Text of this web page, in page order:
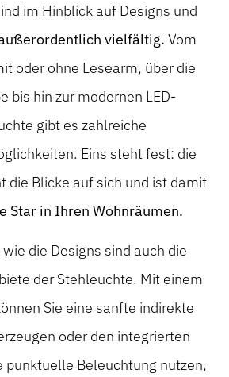
im Hinblick auf Designs und
vielfältig. Vom
oder ohne Lesearm, über die
bis hin zur modernen LED-
gibt es zahlreiche
Eins steht fest: die
die Blicke auf sich und ist damit
Star in Ihren Wohnräumen.
die Designs sind auch die
der Stehleuchte. Mit einem
Sie eine sanfte indirekte
oder den integrierten
punktuelle Beleuchtung nutzen,